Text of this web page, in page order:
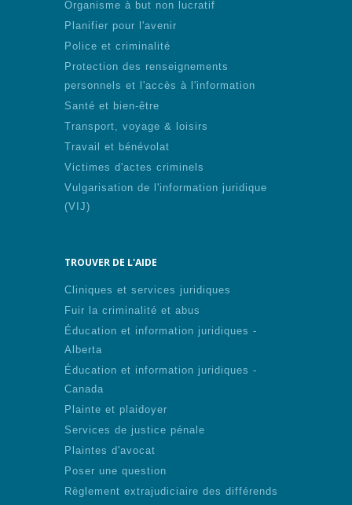
Organisme à but non lucratif
Planifier pour l'avenir
Police et criminalité
Protection des renseignements
personnels et l'accès à l'information
Santé et bien-être
Transport, voyage & loisirs
Travail et bénévolat
Victimes d'actes criminels
Vulgarisation de l'information juridique
(VIJ)
TROUVER DE L'AIDE
Cliniques et services juridiques
Fuir la criminalité et abus
Éducation et information juridiques -
Alberta
Éducation et information juridiques -
Canada
Plainte et plaidoyer
Services de justice pénale
Plaintes d'avocat
Poser une question
Règlement extrajudiciaire des différends